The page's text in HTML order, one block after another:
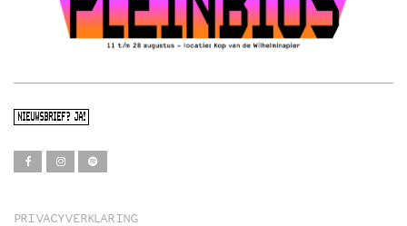
NIEUWSBRIEF? JA!
PRIVACYVERKLARING